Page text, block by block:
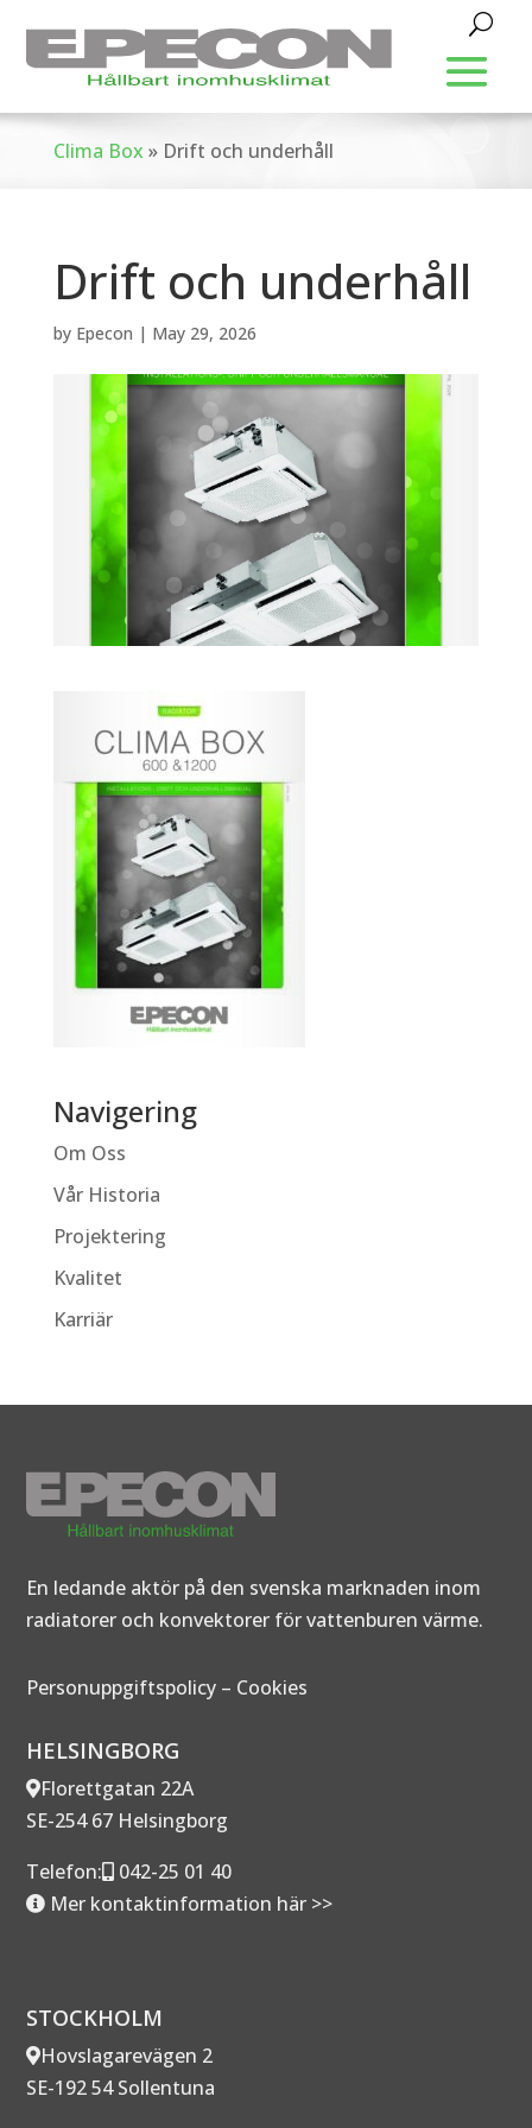
Clima Box » Drift och underhåll
Drift och underhåll
by Epecon | May 29, 2026
Navigering
Om Oss
Vår Historia
Projektering
Kvalitet
Karriär
En ledande aktör på den svenska marknaden inom
radiatorer och konvektorer för vattenburen värme.
Personuppgiftspolicy – Cookies
HELSINGBORG
Florettgatan 22A
SE-254 67 Helsingborg
Telefon:
042-25 01 40
Mer kontaktinformation här >>
STOCKHOLM
Hovslagarevägen 2
SE-192 54 Sollentuna